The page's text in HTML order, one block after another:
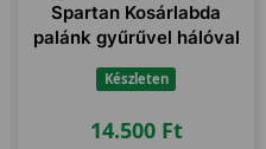
Spartan Kosárlabda
palánk gyűrűvel hálóval
Készleten
14.500 Ft